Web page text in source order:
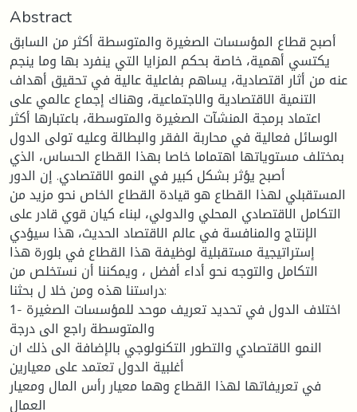
Abstract
أصبح قطاع المؤسسات الصغيرة والمتوسطة أكثر من السابق
يكتسي أهمية، خاصة بحكم المزايا التي ينفرد بها وما ينجم
عنه من أثار اقتصادية، يساهم بفاعلية عالية في تحقيق أهداف
التنمية الاقتصادية والاجتماعية، وهناك إجماع عالمي على
اعتماد برمجة المنشآت الصغيرة والمتوسطة، باعتبارها أكثر
الوسائل فعالية في محاربة الفقر والبطالة وعليه تولى الدول
بمختلف مستوياتها اهتماما خاصا بهذا القطاع الحساس، الذي
أصبح يؤثر بشكل كبير في النمو الاقتصادي. إن الدور
المستقبلي لهذا القطاع هو قيادة القطاع الخاص نحو مزيد من
التكامل الاقتصادي المحلي والدولي، لبناء كيان قوي قادر على
الإنتاج والمنافسة في عالم الاقتصاد الحديث، هذا سيؤدي
إستراتيجية مستقبلية لوظيفة هذا القطاع في بلورة هذا
التكامل والتوجه نحو أداء أفضل ، ويمكننا أن نستخلص من
دراستنا هذه ومن خلا ل بحثنا:
1- اختلاف الدول في تحديد تعريف موحد للمؤسسات الصغيرة
والمتوسطة راجع الى درجة
النمو الاقتصادي والتطور التكنولوجي بالإضافة الى ذلك ان
أغلبية الدول تعتمد على معيارين
في تعريفاتها لهذا القطاع وهما معيار رأس المال ومعيار
العمال